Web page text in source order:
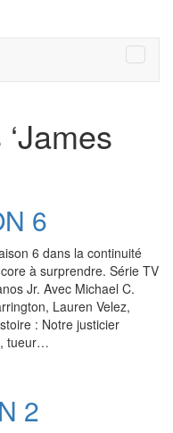
Menu
6
6 dans la continuité
à surprendre. Série TV
Jr. Avec Michael C.
Lauren Velez,
: Notre justicier
tueur…
2